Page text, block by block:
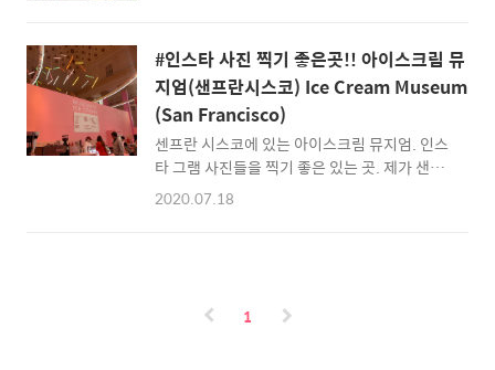
살)-$12 5살 이하-무료 투어는 조금씩 다릅니
다. (그중에서 고르는 거입니다) 웹 사이트 링
크- [https://hearstcastle.org/] Tickets for
Hearst Castle- Adult-$25 Child(Age 5-
12)-$12 Under Age 5-Free Every tour is a
different location in the castle. Website
Link-[https://hearstcastle.org/..
#인스타 사진 찍기 좋은곳!! 아이스크림 뮤
지엄(샌프란시스코) Ice Cream Museum
(San Francisco)
센프란 시스코에 있는 아이스크림 뮤지엄. 인스
타 그램 사진들을 찍기 좋은 있는 곳. 제가 샌프
란시스코로 여행을 갔을 때 꼭 가고 싶었던! 바
went to San Francisco. 아이스크림 뮤지엄
안. 되게 핑크 핑크하고 달달합니다. Inside
2020.07.18
1